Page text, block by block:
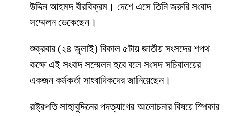
উদ্দিন আহমদ বীরবিক্রম। দেশে এসে তিনি জরুরি সংবাদ
সম্মেলন ডেকেছেন।
শুক্রবার (২৪ জুলাই) বিকাল ৫টায় জাতীয় সংসদের শপথ
কক্ষে এই সংবাদ সম্মেলন হবে বলে সংসদ সচিবালয়ের
একজন কর্মকর্তা সাংবাদিকদের জানিয়েছেন।
রাষ্ট্রপতি সাহাবুদ্দিনের পদত্যাগের আলোচনার বিষয়ে স্পিকার